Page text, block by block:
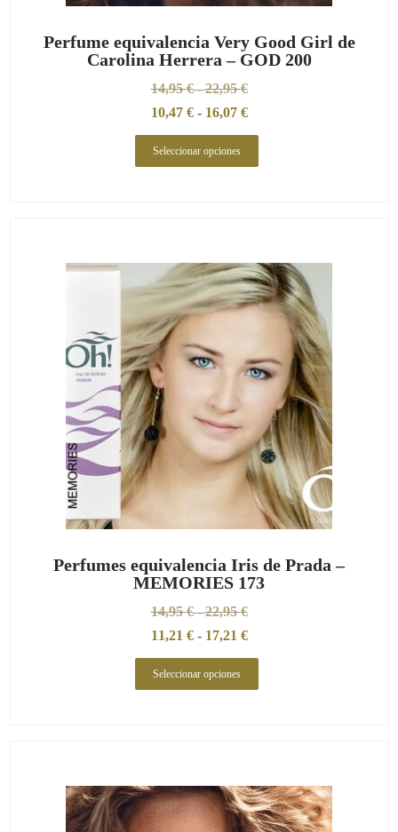
Perfume equivalencia Very Good Girl de
Carolina Herrera – GOD 200
14,95€ - 22,95€
10,47 € - 16,07 €
Seleccionar opciones
Perfumes equivalencia Iris de Prada –
MEMORIES 173
14,95€ - 22,95€
11,21 € - 17,21 €
Seleccionar opciones